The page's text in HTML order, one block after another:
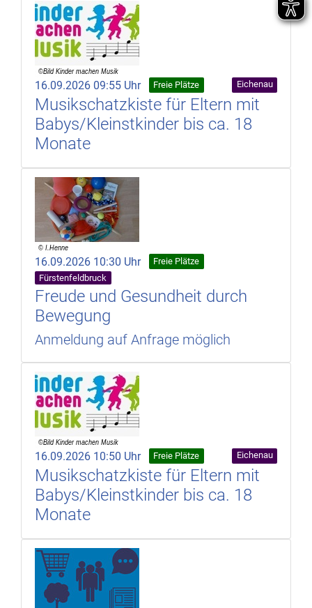
16.09.2026 09:55 Uhr Freie Plätze Eichenau
Musikschatzkiste für Eltern mit
Babys/Kleinstkinder bis ca. 18
Monate
16.09.2026 10:30 Uhr
Freie Plätze
Fürstenfeldbruck
Freude und Gesundheit durch
Bewegung
Anmeldung auf Anfrage möglich
16.09.2026 10:50 Uhr Freie Plätze Eichenau
Musikschatzkiste für Eltern mit
Babys/Kleinstkinder bis ca. 18
Monate